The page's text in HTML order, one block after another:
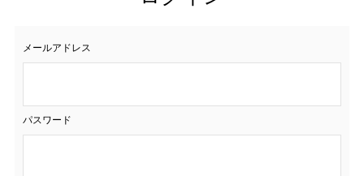
メールアドレス
パスワード